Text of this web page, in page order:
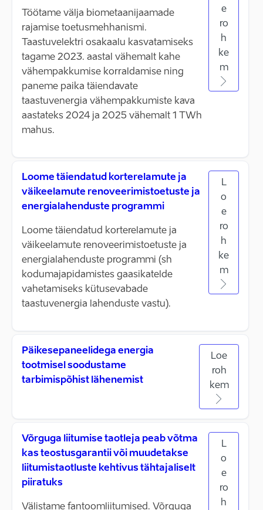
Töötame välja biometaanijaamade
rajamise toetusmehhanismi.
Taastuvelektri osakaalu kasvatamiseks
tagame 2023. aastal vähemalt kahe
vähempakkumise korraldamise ning
paneme paika täiendavate
taastuvenergia vähempakkumiste kava
aastateks 2024 ja 2025 vähemalt 1 TWh
mahus.
e
ro
h
ke
m
Loome täiendatud korterelamute ja
väikeelamute renoveerimistoetuste ja
energialahenduste programmi
Loome täiendatud korterelamute ja
väikeelamute renoveerimistoetuste ja
energialahenduste programmi (sh
kodumajapidamistes gaasikatelde
vahetamiseks kütusevabade
taastuvenergia lahenduste vastu).
L
o
e
ro
h
ke
m
Päikesepaneelidega energia
tootmisel soodustame
tarbimispõhist lähenemist
Loe
roh
kem
Võrguga liitumise taotleja peab võtma
kas teostusgarantii või muudetakse
liitumistaotluste kehtivus tähtajaliselt
piiratuks
Välistame fantoomliitumised. Võrguga
L
o
e
ro
h